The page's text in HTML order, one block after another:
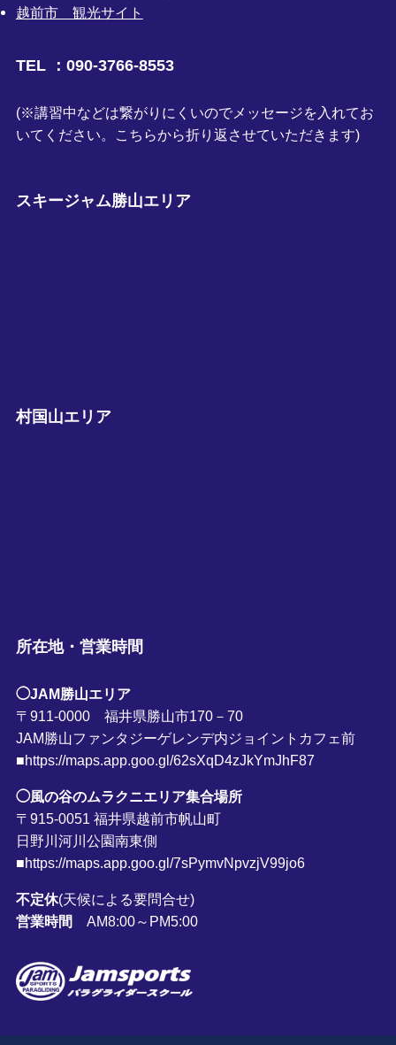
越前市 観光サイト
TEL ：090-3766-8553
(※講習中などは繋がりにくいのでメッセージを入れてお
いてください。こちらから折り返させていただきます)
スキージャム勝山エリア
村国山エリア
所在地・営業時間
◯JAM勝山エリア
〒911-0000 福井県勝山市170－70
JAM勝山ファンタジーゲレンデ内ジョイントカフェ前
■https://maps.app.goo.gl/62sXqD4zJkYmJhF87
◯風の谷のムラクニエリア集合場所
〒915-0051 福井県越前市帆山町
日野川河川公園南東側
■https://maps.app.goo.gl/7sPymvNpvzjV99jo6
不定休(天候による要問合せ)
営業時間
AM8:00～PM5:00